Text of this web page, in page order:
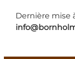
Dernière mise